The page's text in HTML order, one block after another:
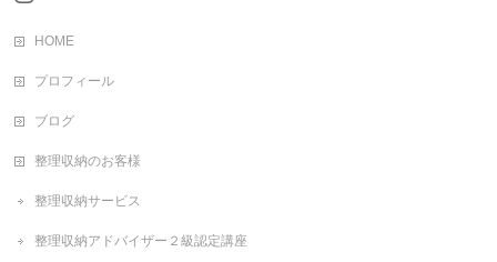
HOME
プロフィール
ブログ
整理収納のお客様
整理収納サービス
整理収納アドバイザー２級認定講座